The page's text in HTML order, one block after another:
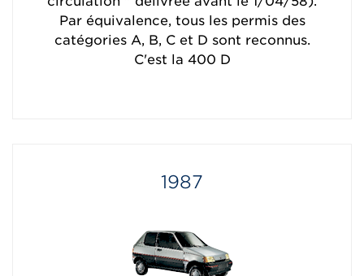
Par équivalence, tous les permis des
catégories A, B, C et D sont reconnus.
C'est la 400 D
1987